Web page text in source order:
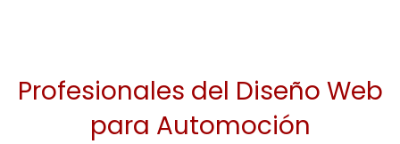
Profesionales del Diseño Web
para Automoción